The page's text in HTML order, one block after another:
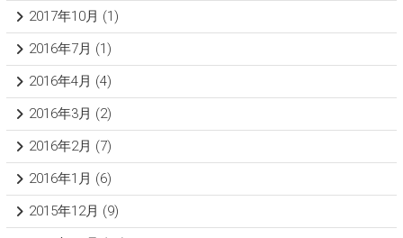
2017年10月 (1)
2016年7月 (1)
2016年4月 (4)
2016年3月 (2)
2016年2月 (7)
2016年1月 (6)
2015年12月 (9)